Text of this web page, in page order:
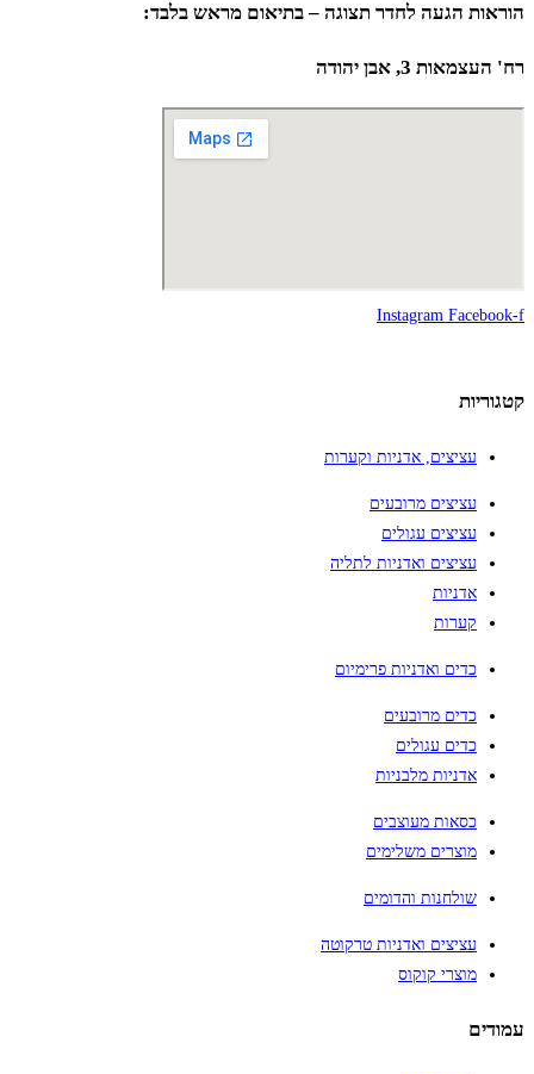
הוראות הגעה לחדר תצוגה – בתיאום מראש בלבד:
רח' העצמאות 3, אבן יהודה
Instagram Facebook-f
קטגוריות
עציצים, אדניות וקערות
עציצים מרובעים
עציצים עגולים
עציצים ואדניות לתליה
אדניות
קערות
כדים ואדניות פרימיום
כדים מרובעים
כדים עגולים
אדניות מלבניות
כסאות מעוצבים
מוצרים משלימים
שולחנות והדומים
עציצים ואדניות טרקוטה
מוצרי קוקוס
עמודים